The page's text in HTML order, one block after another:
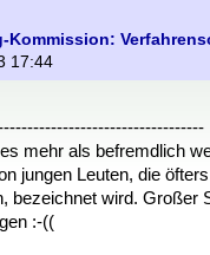
Kommission:
17:44
mehr als befremdlich
jungen Leuten, die öfters
bezeichnet wird. Großer
:-((